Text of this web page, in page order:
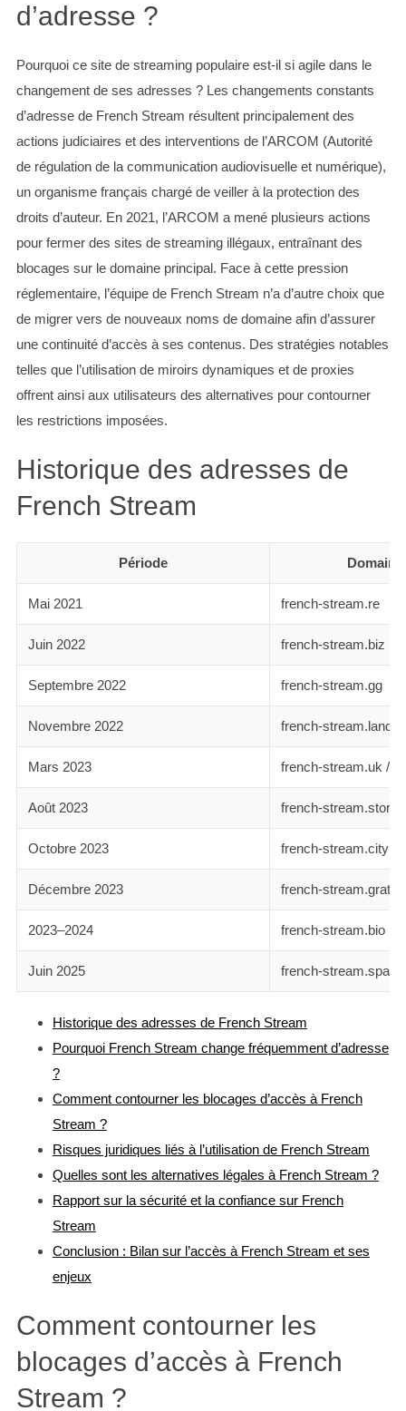
d’adresse ?
Pourquoi ce site de streaming populaire est-il si agile dans le
changement de ses adresses ? Les changements constants
d’adresse de French Stream résultent principalement des
actions judiciaires et des interventions de l’ARCOM (Autorité
de régulation de la communication audiovisuelle et numérique),
un organisme français chargé de veiller à la protection des
droits d’auteur. En 2021, l’ARCOM a mené plusieurs actions
pour fermer des sites de streaming illégaux, entraînant des
blocages sur le domaine principal. Face à cette pression
réglementaire, l’équipe de French Stream n’a d’autre choix que
de migrer vers de nouveaux noms de domaine afin d’assurer
une continuité d’accès à ses contenus. Des stratégies notables
telles que l’utilisation de miroirs dynamiques et de proxies
offrent ainsi aux utilisateurs des alternatives pour contourner
les restrictions imposées.
Historique des adresses de
French Stream
Période
Mai 2021 french-stream.re
Juin 2022 french-stream.biz
Septembre 2022 french-stream.gg
Novembre 2022 french-stream.land
Mars 2023 french-stream.uk /
Août 2023 french-stream.store
Octobre 2023 french-stream.city
Décembre 2023 french-stream.gratis
2023–2024 french-stream.bio
Juin 2025 french-stream.spa
Historique des adresses de French Stream
Pourquoi French Stream change fréquemment d’adresse
?
Comment contourner les blocages d’accès à French
Stream ?
Risques juridiques liés à l’utilisation de French Stream
Quelles sont les alternatives légales à French Stream ?
Rapport sur la sécurité et la confiance sur French
Stream
Conclusion : Bilan sur l’accès à French Stream et ses
enjeux
Comment contourner les
blocages d’accès à French
Stream ?